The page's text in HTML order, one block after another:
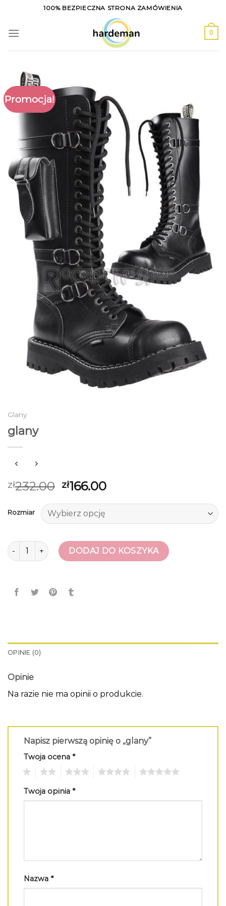
content
100% BEZPIECZNA STRONA ZAMÓWIENIA
0
Promocja!
Glany
glany
zł232.00 zł166.00
Rozmiar
ilość glany DODAJ DO KOSZYKA
OPINIE (0)
Opinie
Na razie nie ma opinii o produkcie.
Napisz pierwszą opinię o „glany”
Twoja ocena *
Twoja opinia *
Nazwa *